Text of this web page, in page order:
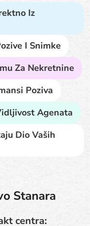
Iz
I Snimke
Za Nekretnine
Poziva
Agenata
Dio Vaših
Stanara
centra: